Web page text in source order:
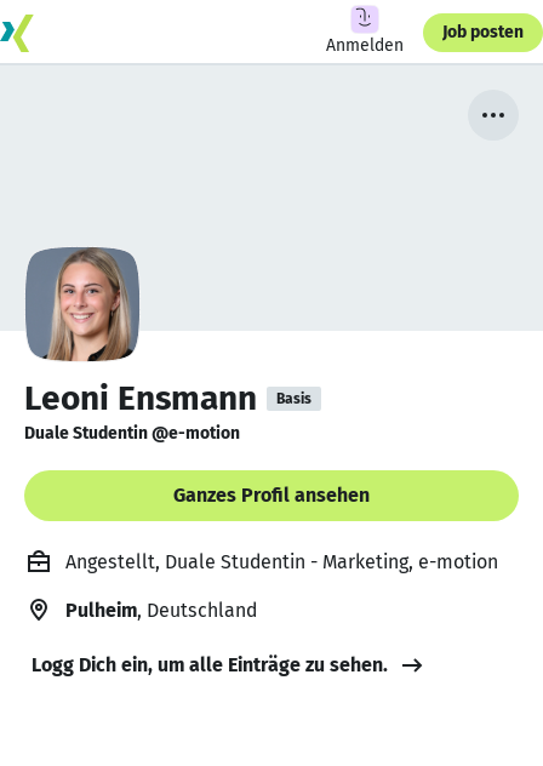
Anmelden
Job posten
Leoni Ensmann Basis
Duale Studentin @e-motion
Ganzes Profil ansehen
Angestellt, Duale Studentin - Marketing, e-motion
Pulheim, Deutschland
Logg Dich ein, um alle Einträge zu sehen.